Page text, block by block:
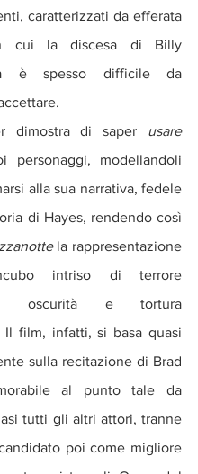
caratterizzati da efferata
cui la discesa di Billy
è spesso difficile da
dimostra di saper
usare
personaggi, modellandoli
alla sua narrativa, fedele
la rappresentazione
intriso di terrore
oscurità e tortura
Il film, infatti, si basa quasi
sulla recitazione di Brad
al punto tale da
tutti gli altri attori, tranne
poi come migliore